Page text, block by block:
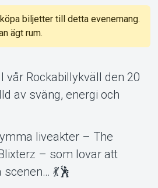
biljetter till detta evenemang.
ägt rum.
vår Rockabillykväll den 20
av sväng, energi och
liveakter – The
– som lovar att
💃🕺